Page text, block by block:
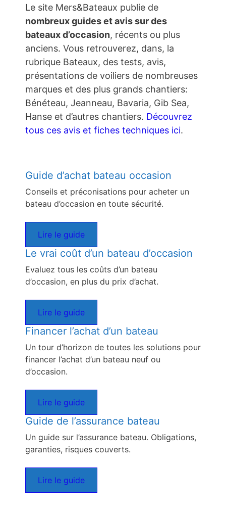
Le site Mers&Bateaux publie de
nombreux guides et avis sur des
bateaux d’occasion, récents ou plus
anciens. Vous retrouverez, dans, la
rubrique Bateaux, des tests, avis,
présentations de voiliers de nombreuses
marques et des plus grands chantiers:
Bénéteau, Jeanneau, Bavaria, Gib Sea,
Hanse et d’autres chantiers. Découvrez
tous ces avis et fiches techniques ici.
Guide d’achat bateau occasion
Conseils et préconisations pour acheter un
bateau d’occasion en toute sécurité.
Lire le guide
Le vrai coût d’un bateau d’occasion
Evaluez tous les coûts d’un bateau
d’occasion, en plus du prix d’achat.
Lire le guide
Financer l’achat d’un bateau
Un tour d’horizon de toutes les solutions pour
financer l’achat d’un bateau neuf ou
d’occasion.
Lire le guide
Guide de l’assurance bateau
Un guide sur l’assurance bateau. Obligations,
garanties, risques couverts.
Lire le guide